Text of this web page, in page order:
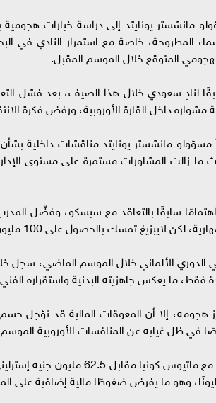
مانشستر يونايتد إلى دراسة خيارات
المطروحة، خاصة مع استمرار النادي في
المتوقع خلال الموسم المقبل.
لنادٍ سعودي خلال هذا الصيف، بعد فشل
داخل القارة الأوروبية، ورفض فكرة
مانشستر يونايتد مناقشات داخلية بشأن
زالت المشاورات مستمرة على مستوى
سابقًا بالتعاقد مع سيسكو، وفضّل المدرب
بالحصول على 100 مليون يورو، وهو ما دفع النادي اللندني للتراجع.
فقط، ما يعكس جاهزيته البدنية واستقراره
هجومه، إلا أن المعوقات المالية قد تؤجل
في ظل غيابه عن المنافسات الأوروبية
وكان النادي قد تعاقد مؤخرًا مع